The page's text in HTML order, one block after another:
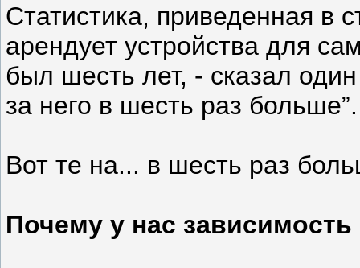
Статистика, приведенная в
арендует устройства для
был шесть лет, - сказал
за него в шесть раз больше”.
Вот те на... в шесть раз
Почему у нас